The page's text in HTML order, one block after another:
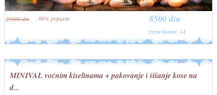
8500 din
rezervisane: 14
25000 din · 66% popusta
MINIVAL voćnim kiselinama + pakovanje i šišanje kose na
d...